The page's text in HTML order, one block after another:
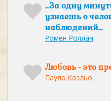
…За одну
узнаешь о
наблюдений…
Ромен Роллан
Любовь - это
Пауло Коэльо